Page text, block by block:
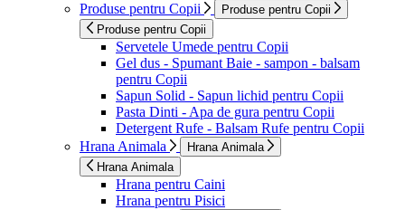
Produse pentru Copii
Produse pentru Copii
Produse pentru Copii
Servetele Umede pentru Copii
Gel dus - Spumant Baie - sampon - balsam
pentru Copii
Sapun Solid - Sapun lichid pentru Copii
Pasta Dinti - Apa de gura pentru Copii
Detergent Rufe - Balsam Rufe pentru Copii
Hrana Animala
Hrana Animala
Hrana Animala
Hrana pentru Caini
Hrana pentru Pisici